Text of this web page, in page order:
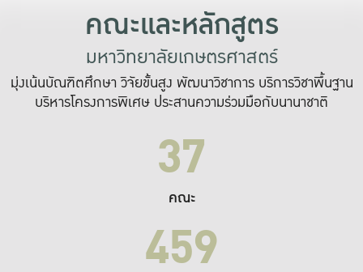
คณะและหลักสูตร
มหาวิทยาลัยเกษตรศาสตร์
มุ่งเน้นบัณฑิตศึกษา วิจัยขั้นสูง พัฒนาวิชาการ บริการวิชาพื้นฐาน
บริหารโครงการพิเศษ ประสานความร่วมมือกับนานาชาติ
37
คณะ
459